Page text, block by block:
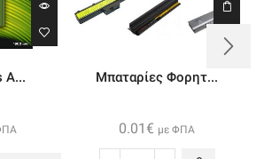
A... Μπαταρίες Φορητ...
0.01 € με ΦΠΑ